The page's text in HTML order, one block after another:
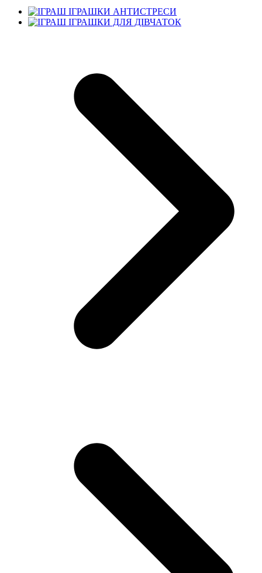
ІГРАШКИ АНТИСТРЕСИ
ІГРАШКИ ДЛЯ ДІВЧАТОК